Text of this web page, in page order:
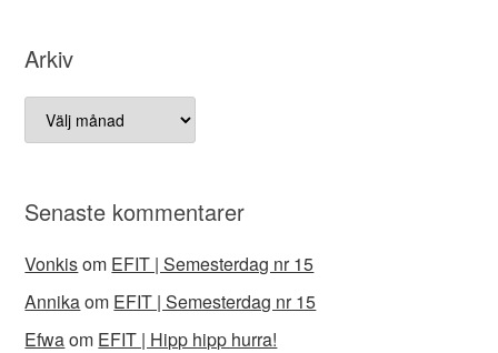
Arkiv
Arkiv
Senaste kommentarer
Vonkisom EFIT | Semesterdag nr 15
Annikaom EFIT | Semesterdag nr 15
Efwaom EFIT | Hipp hipp hurra!